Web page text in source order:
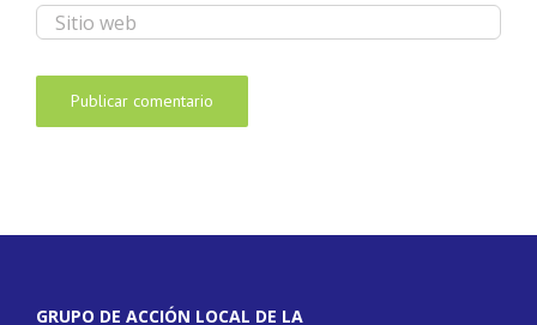
GRUPO DE ACCIÓN LOCAL DE LA